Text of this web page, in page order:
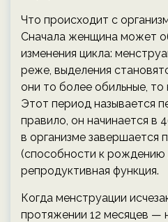
Что происходит с
Сначала женщина может
изменения цикла:
реже, выделения
они то более обильные,
Этот период называется
правило, он начинается в
в организме завершается
(способности к рождению
репродуктивная функция.
Когда менструации
протяжении 12 месяцев —